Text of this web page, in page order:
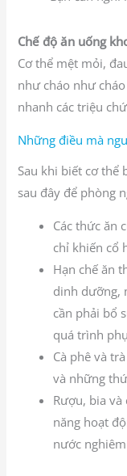
Chế độ ăn uống
Cơ thể mệt mỏi,
như cháo như
nhanh các triệu
Những điều mà
Sau khi biết cơ thể
sau đây để phòng
Các thức ăn
chỉ khiến cổ
Hạn chế ăn
dinh dưỡng,
cần phải bổ
quá trình
Cà phê và
và những
Rượu, bia
năng hoạt
nước